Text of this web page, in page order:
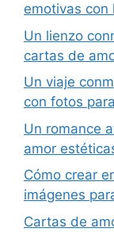
emotivas con
Un lienzo
cartas de
Un viaje
con fotos
Un romance
amor
Cómo crear
imágenes
Cartas de